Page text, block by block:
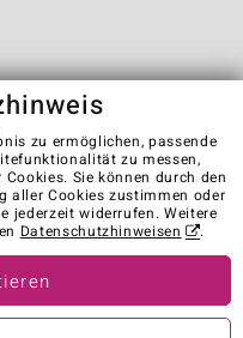
Cookies
Impressum
widerrufen
countries:
zu ermöglichen, passende
zu messen,
Sie können durch den
aller Cookies zustimmen oder
jederzeit widerrufen. Weitere
Datenschutzhinweisen .